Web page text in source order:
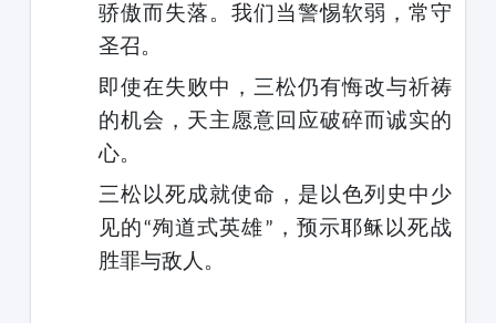
骄傲而失落。我们当警惕软弱，常守
圣召。
即使在失败中，三松仍有悔改与祈祷
的机会，天主愿意回应破碎而诚实的
心。
三松以死成就使命，是以色列史中少
见的“殉道式英雄” ， 预示耶稣以死战
胜罪与敌人。